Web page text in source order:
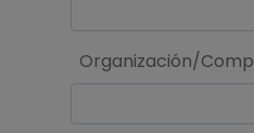
Organización/